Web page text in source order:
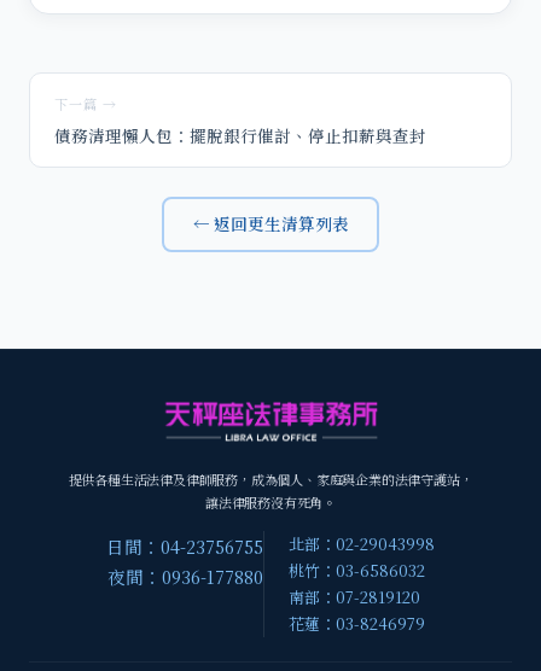
下一篇 →
債務清理懶人包：擺脫銀行催討、停止扣薪與查封
← 返回更生清算列表
提供各種生活法律及律師服務，成為個人、家庭與企業的法律守護站，
讓法律服務沒有死角。
日間：04-23756755
夜間：0936-177880
北部：02-29043998
桃竹：03-6586032
南部：07-2819120
花蓮：03-8246979